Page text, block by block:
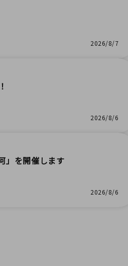
2026/8/7
2026/8/6
」を開催します
2026/8/6